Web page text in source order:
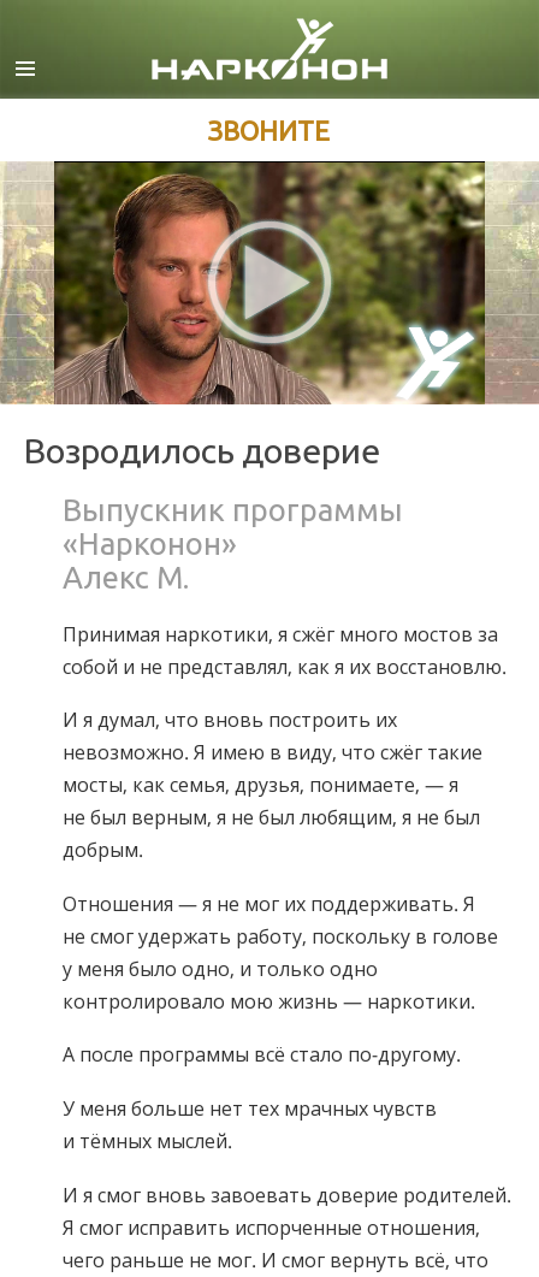
Датский
Греческий
Испанский
Французский
Иврит
Венгерский
Итальянский
Македонский
Нидерландский
Русский
Китайский
Непальский
Хорватский
Турецкий
Все регионы/языки
ЗВОНИТЕ
Возродилось доверие
Выпускник программы
«Нарконон»
Алекс М.
Принимая наркотики, я сжёг много мостов за
собой и не представлял, как я их восстановлю.
И я думал, что вновь построить их
невозможно. Я имею в виду, что сжёг такие
мосты, как семья, друзья, понимаете, — я
не был верным, я не был любящим, я не был
добрым.
Отношения — я не мог их поддерживать. Я
не смог удержать работу, поскольку в голове
у меня было одно, и только одно
контролировало мою жизнь — наркотики.
А после программы всё стало по-другому.
У меня больше нет тех мрачных чувств
и тёмных мыслей.
И я смог вновь завоевать доверие родителей.
Я смог исправить испорченные отношения,
чего раньше не мог. И смог вернуть всё, что